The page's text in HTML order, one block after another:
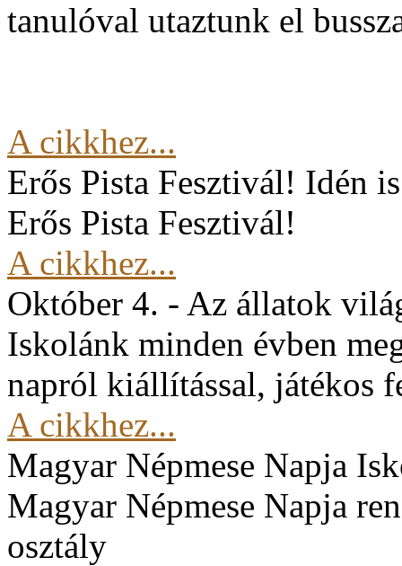
tanulóval utaztunk el
A cikkhez...
Erős Pista Fesztivál! Idén
Erős Pista Fesztivál!
A cikkhez...
Október 4. - Az állatok
Iskolánk minden évben
napról kiállítással, játékos
A cikkhez...
Magyar Népmese Napja
Magyar Népmese Napja
osztály